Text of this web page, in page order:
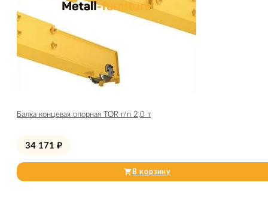
Балка концевая опорная TOR г/п 2,0 т
34 171 ₽
В корзину